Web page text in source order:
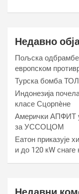
Недавно
Пољска
европском
Турска бомба
Индонезија
класе Сцорпèне
Амерички АПФИТ
за УССОЦОМ
Еатон приказује
и до 120 кW снаге